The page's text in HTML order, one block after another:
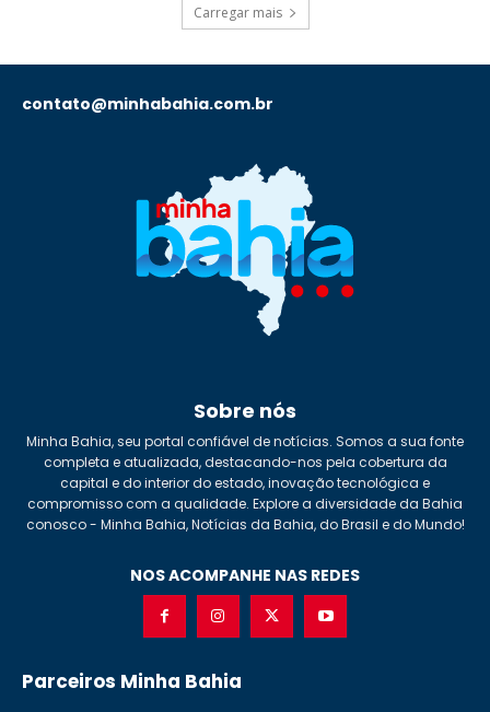
Carregar mais
contato@minhabahia.com.br
Sobre nós
Minha Bahia, seu portal confiável de notícias. Somos a sua fonte
completa e atualizada, destacando-nos pela cobertura da
capital e do interior do estado, inovação tecnológica e
compromisso com a qualidade. Explore a diversidade da Bahia
conosco - Minha Bahia, Notícias da Bahia, do Brasil e do Mundo!
NOS ACOMPANHE NAS REDES
Parceiros Minha Bahia